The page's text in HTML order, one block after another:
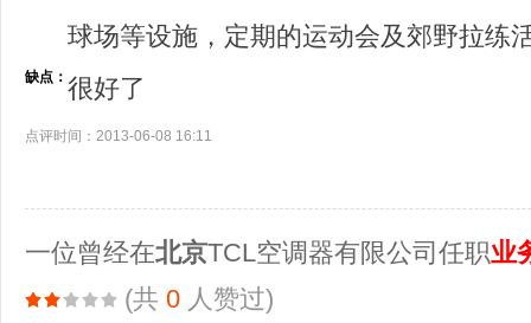
球场等设施，定期的运动会及郊野拉练
缺点： 很好了
点评时间：2013-06-08 16:11
一位曾经在北京TCL空调器有限公司任职业
(共 0 人赞过)